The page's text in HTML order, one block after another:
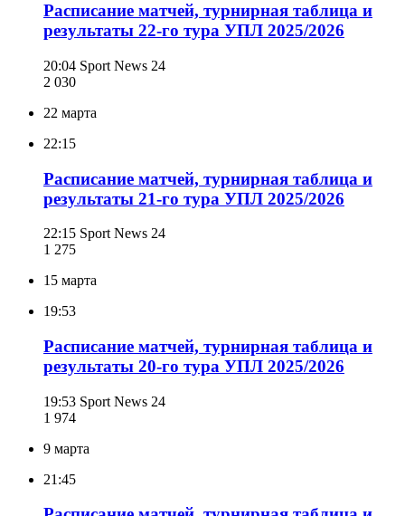
Расписание матчей, турнирная таблица и
результаты 22-го тура УПЛ 2025/2026
20:04 Sport News 24
2 030
22 марта
22:15
Расписание матчей, турнирная таблица и
результаты 21-го тура УПЛ 2025/2026
22:15 Sport News 24
1 275
15 марта
19:53
Расписание матчей, турнирная таблица и
результаты 20-го тура УПЛ 2025/2026
19:53 Sport News 24
1 974
9 марта
21:45